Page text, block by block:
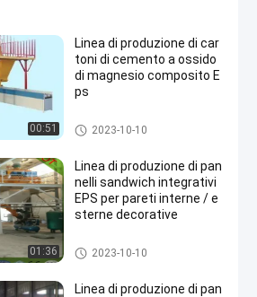
00:51
Linea di produzione di car
toni di cemento a ossido
di magnesio composito E
ps
macchina del pannello a sand
wich
2023-10-10
01:36
Linea di produzione di pan
nelli sandwich integrativi
EPS per pareti interne / e
sterne decorative
macchina del pannello a sand
wich
2023-10-10
Linea di produzione di pan